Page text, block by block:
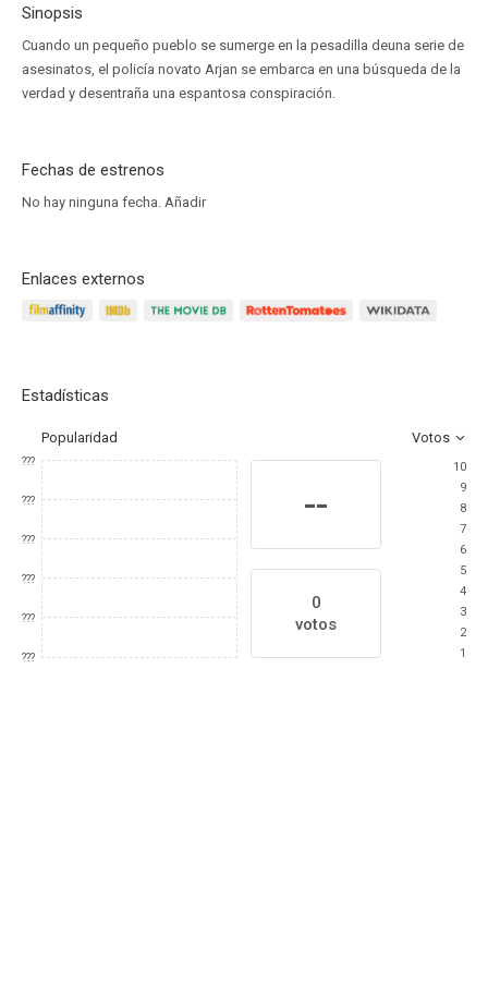
Sinopsis
Cuando un pequeño pueblo se sumerge en la pesadilla deuna serie de
asesinatos, el policía novato Arjan se embarca en una búsqueda de la
verdad y desentraña una espantosa conspiración.
Fechas de estrenos
No hay ninguna fecha. Añadir
Enlaces externos
Estadísticas
Popularidad Votos
???
???
???
???
???
???
--
0
votos
10
9
8
7
6
5
4
3
2
1